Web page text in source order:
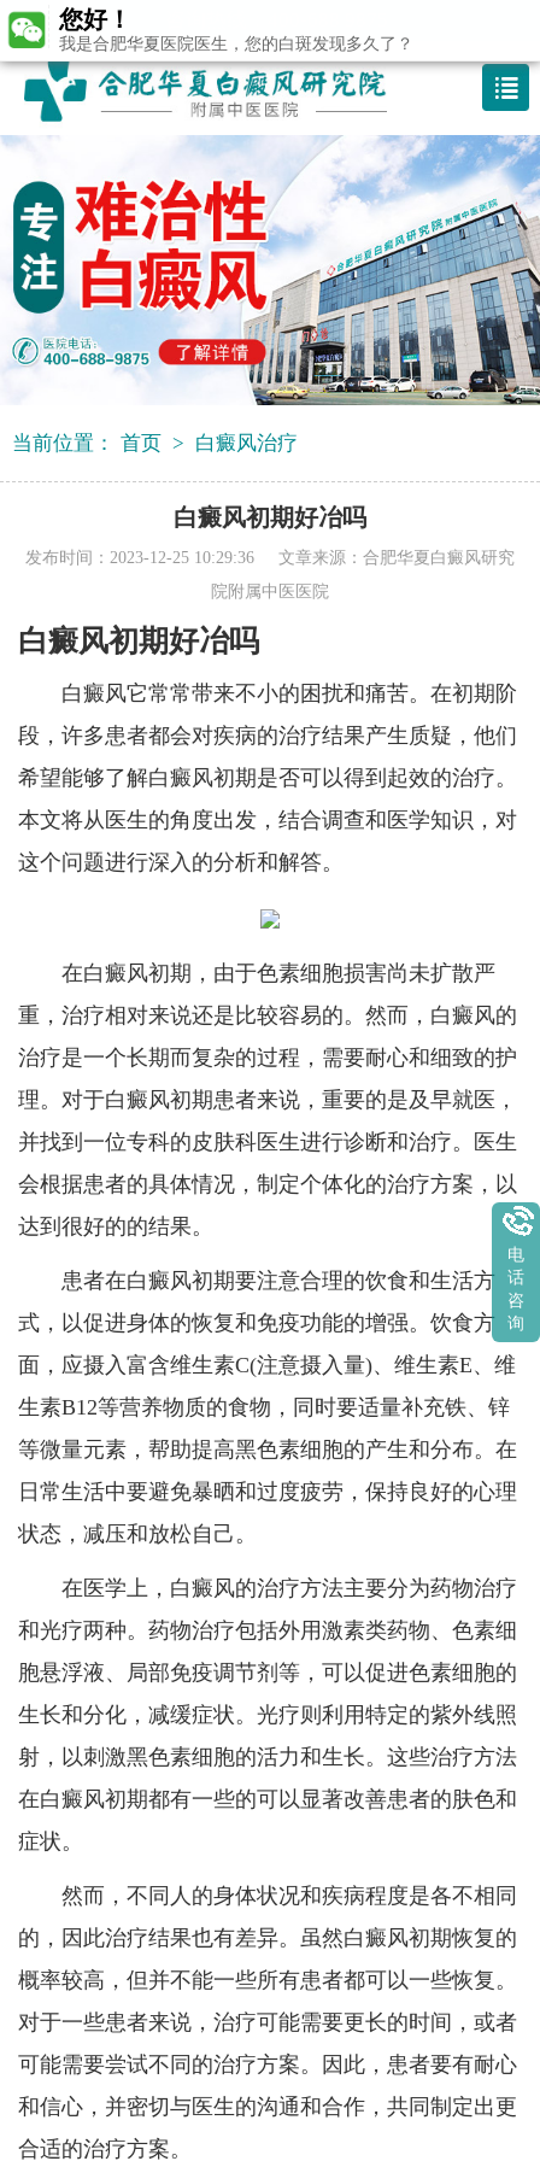
当前位置： 首页 > 白癜风治疗
白癜风初期好冶吗
发布时间：2023-12-25 10:29:36 文章来源： 合肥华夏白癜风研究
院附属中医医院
白癜风初期好冶吗
白癜风它常常带来不小的困扰和痛苦。在初期阶
段，许多患者都会对疾病的治疗结果产生质疑，他们
希望能够了解白癜风初期是否可以得到起效的治疗。
本文将从医生的角度出发，结合调查和医学知识，对
这个问题进行深入的分析和解答。
在白癜风初期，由于色素细胞损害尚未扩散严
重，治疗相对来说还是比较容易的。然而，白癜风的
治疗是一个长期而复杂的过程，需要耐心和细致的护
理。对于白癜风初期患者来说，重要的是及早就医，
并找到一位专科的皮肤科医生进行诊断和治疗。医生
会根据患者的具体情况，制定个体化的治疗方案，以
达到很好的的结果。
患者在白癜风初期要注意合理的饮食和生活方
式，以促进身体的恢复和免疫功能的增强。饮食方
面，应摄入富含维生素C(注意摄入量)、维生素E、维
生素B12等营养物质的食物，同时要适量补充铁、锌
等微量元素，帮助提高黑色素细胞的产生和分布。在
日常生活中要避免暴晒和过度疲劳，保持良好的心理
状态，减压和放松自己。
在医学上，白癜风的治疗方法主要分为药物治疗
和光疗两种。药物治疗包括外用激素类药物、色素细
胞悬浮液、局部免疫调节剂等，可以促进色素细胞的
生长和分化，减缓症状。光疗则利用特定的紫外线照
射，以刺激黑色素细胞的活力和生长。这些治疗方法
在白癜风初期都有一些的可以显著改善患者的肤色和
症状。
然而，不同人的身体状况和疾病程度是各不相同
的，因此治疗结果也有差异。虽然白癜风初期恢复的
概率较高，但并不能一些所有患者都可以一些恢复。
对于一些患者来说，治疗可能需要更长的时间，或者
可能需要尝试不同的治疗方案。因此，患者要有耐心
和信心，并密切与医生的沟通和合作，共同制定出更
合适的治疗方案。
电
话
咨
询
您好！
我是合肥华夏医院医生，您的白斑发现多久了？